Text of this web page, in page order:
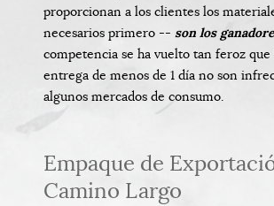
proporcionan a los clientes los
necesarios primero -- son los
competencia se ha vuelto tan feroz que
entrega de menos de 1 día no son
algunos mercados de consumo.
Empaque de
Camino Largo